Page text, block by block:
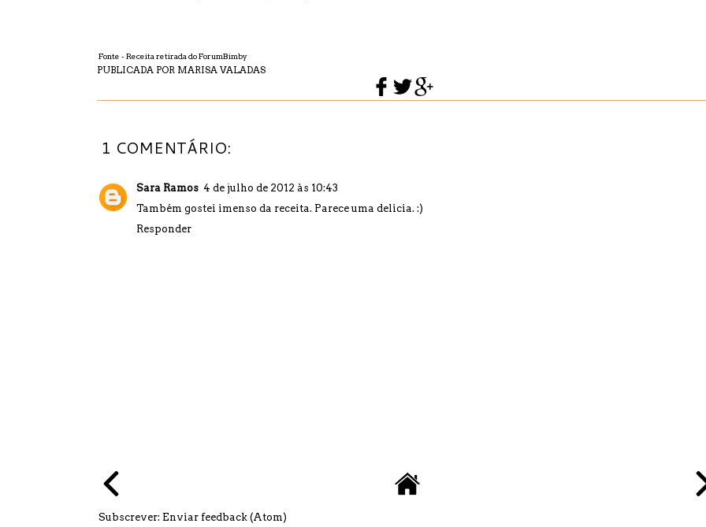
Fonte - Receita retirada do ForumBimby
PUBLICADA POR MARISA VALADAS
1 COMENTÁRIO:
Sara Ramos 4 de julho de 2012 às 10:43
Também gostei imenso da receita. Parece uma delicia. :)
Responder
Subscrever: Enviar feedback (Atom)